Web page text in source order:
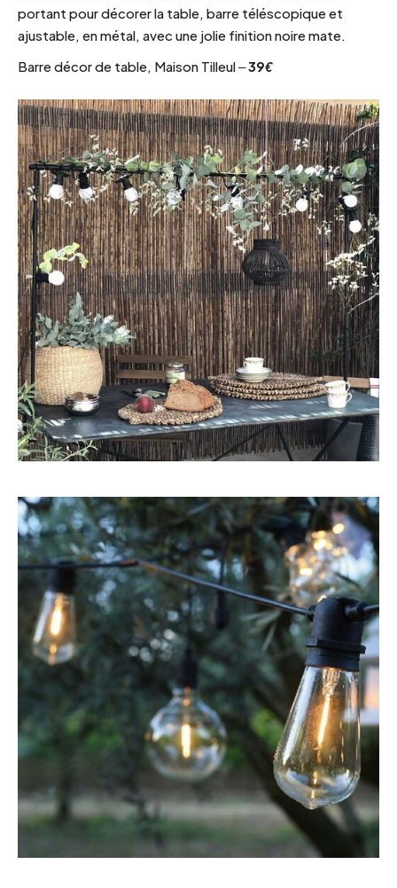
portant pour décorer la table, barre téléscopique et
ajustable, en métal, avec une jolie finition noire mate.
Barre décor de table, Maison Tilleul –39€